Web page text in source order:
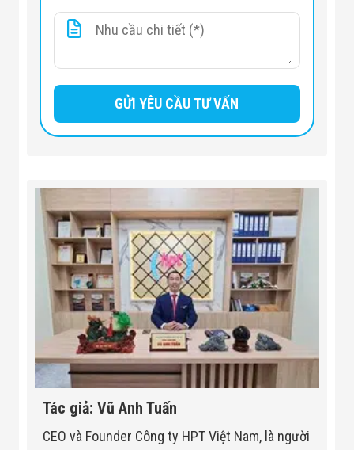
Trọng lượng:
Tác giả: Vũ Anh Tuấn
CEO và Founder Công ty HPT Việt Nam, là người